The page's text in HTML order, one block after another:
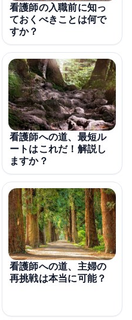
看護師の入職前に知っ
ておくべきことは何で
すか？
看護師への道、最短ル
ートはこれだ！解説し
ますか？
看護師への道、主婦の
再挑戦は本当に可能？